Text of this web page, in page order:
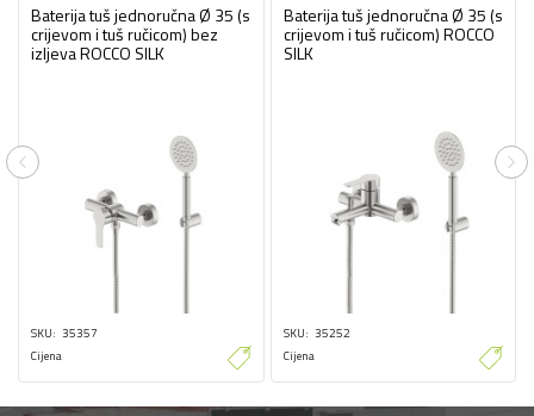
Baterija tuš jednoručna Ø 35 (s
crijevom i tuš ručicom) bez
izljeva ROCCO SILK
SKU 35357
Cijena
Baterija tuš jednoručna Ø 35 (s
crijevom i tuš ručicom) ROCCO
SILK
SKU 35252
Cijena
Previous